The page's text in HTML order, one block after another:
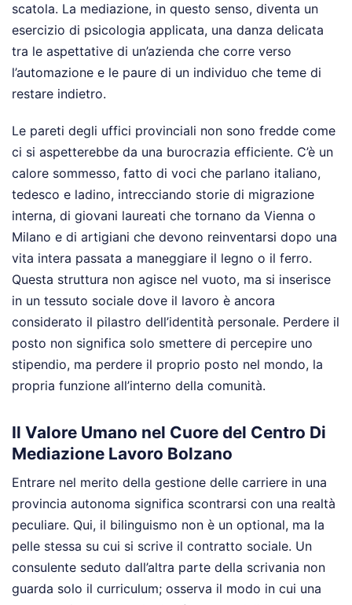
scatola. La mediazione, in questo senso, diventa un
esercizio di psicologia applicata, una danza delicata
tra le aspettative di un’azienda che corre verso
l’automazione e le paure di un individuo che teme di
restare indietro.
Le pareti degli uffici provinciali non sono fredde come
ci si aspetterebbe da una burocrazia efficiente. C’è un
calore sommesso, fatto di voci che parlano italiano,
tedesco e ladino, intrecciando storie di migrazione
interna, di giovani laureati che tornano da Vienna o
Milano e di artigiani che devono reinventarsi dopo una
vita intera passata a maneggiare il legno o il ferro.
Questa struttura non agisce nel vuoto, ma si inserisce
in un tessuto sociale dove il lavoro è ancora
considerato il pilastro dell’identità personale. Perdere il
posto non significa solo smettere di percepire uno
stipendio, ma perdere il proprio posto nel mondo, la
propria funzione all’interno della comunità.
Il Valore Umano nel Cuore del Centro Di
Mediazione Lavoro Bolzano
Entrare nel merito della gestione delle carriere in una
provincia autonoma significa scontrarsi con una realtà
peculiare. Qui, il bilinguismo non è un optional, ma la
pelle stessa su cui si scrive il contratto sociale. Un
consulente seduto dall’altra parte della scrivania non
guarda solo il curriculum; osserva il modo in cui una